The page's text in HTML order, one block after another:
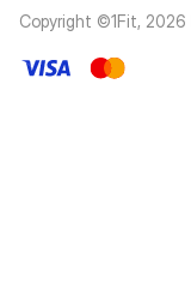
Copyright ©1Fit, 2026